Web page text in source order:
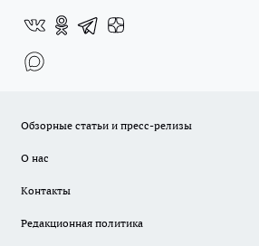
Обзорные статьи и пресс-релизы
О нас
Контакты
Редакционная политика